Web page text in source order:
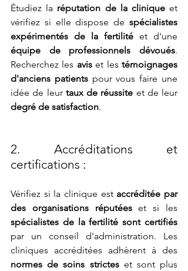
Étudiez la réputation de la clinique et
vérifiez si elle dispose de spécialistes
expérimentés de la fertilité
équipe de professionnels dévoués.
Recherchez les avis et les témoignages
d'anciens patients pour vous faire une
idée de leur taux de réussite
degré de satisfaction.
2. Accréditations et
certifications :
Vérifiez si la clinique est accréditée par
des organisations réputées
spécialistes de la fertilité sont certifiés
par un conseil d'administration. Les
normes de soins strictes et sont plus